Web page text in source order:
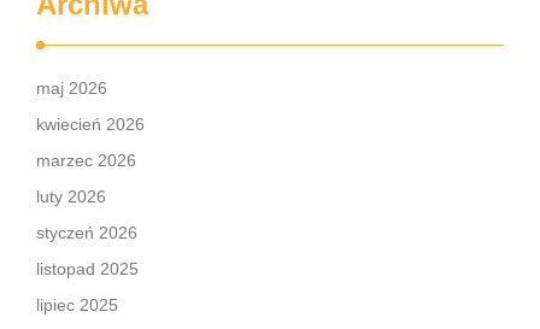
maj 2026
kwiecień 2026
marzec 2026
luty 2026
styczeń 2026
listopad 2025
lipiec 2025